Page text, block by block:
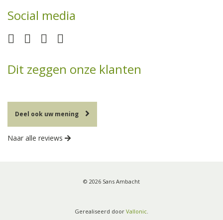
Social media
Dit zeggen onze klanten
Deel ook uw mening
Naar alle reviews
© 2026 Sans Ambacht
Gerealiseerd door Vallonic